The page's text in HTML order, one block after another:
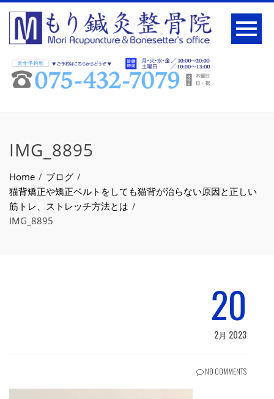
IMG_8895
Home
ブログ
猫背矯正や矯正ベルトをしても猫背が治らない原因と正しい
筋トレ、ストレッチ方法とは
IMG_8895
20
2月 2023
NO COMMENTS